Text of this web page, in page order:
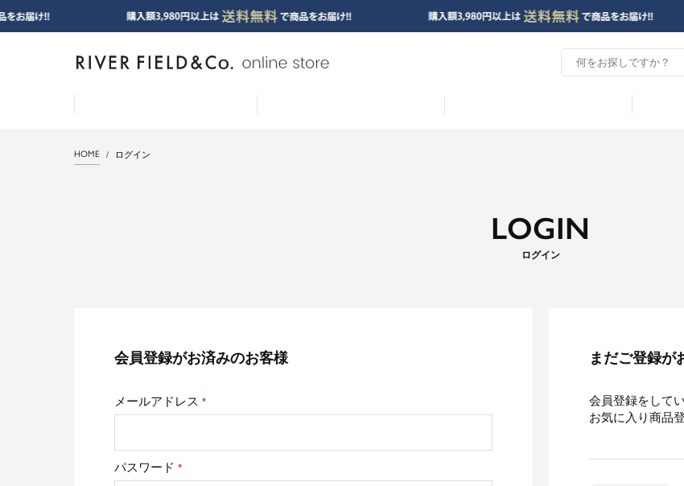
HOME ログイン
LOGIN
ログイン
会員登録がお済みのお客様
メールアドレス
パスワード
まだご登録が
会員登録をして
お気に入り商品